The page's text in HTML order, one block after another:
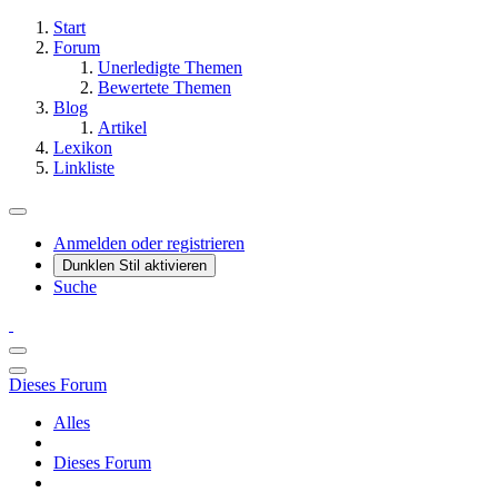
Start
Forum
Unerledigte Themen
Bewertete Themen
Blog
Artikel
Lexikon
Linkliste
Anmelden oder registrieren
Dunklen Stil aktivieren
Suche
Dieses Forum
Alles
Dieses Forum